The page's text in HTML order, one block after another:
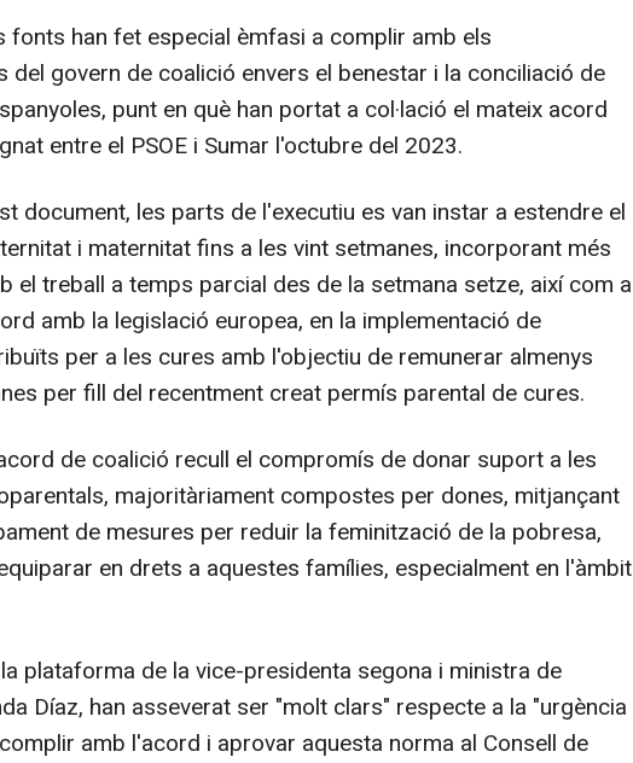
fonts han fet especial èmfasi a complir amb els
del govern de coalició envers el benestar i la conciliació de
punt en què han portat a col·lació el mateix acord
entre el PSOE i Sumar l'octubre del 2023.
document, les parts de l'executiu es van instar a estendre el
i maternitat fins a les vint setmanes, incorporant més
el treball a temps parcial des de la setmana setze, així com a
amb la legislació europea, en la implementació de
per a les cures amb l'objectiu de remunerar almenys
per fill del recentment creat permís parental de cures.
de coalició recull el compromís de donar suport a les
majoritàriament compostes per dones, mitjançant
de mesures per reduir la feminització de la pobresa,
en drets a aquestes famílies, especialment en l'àmbit
plataforma de la vice-presidenta segona i ministra de
Díaz, han asseverat ser "molt clars" respecte a la "urgència
amb l'acord i aprovar aquesta norma al Consell de